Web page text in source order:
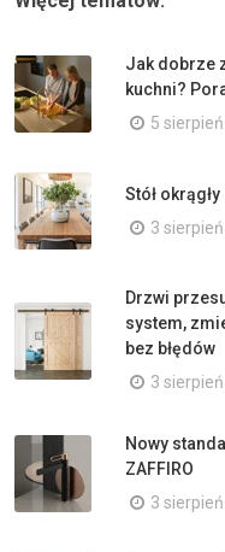
Jak dobrze
kuchni?
5
Stół
3
Drzwi
system,
bez błędów
3
Nowy
ZAFFIRO
3